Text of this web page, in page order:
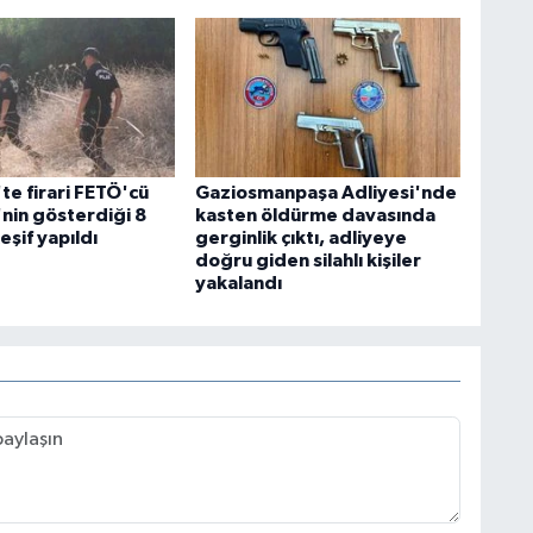
firari FETÖ'cü
gösterdiği 8
yapıldı
Gaziosmanpaşa Adliyesi'nde
kasten öldürme davasında
gerginlik çıktı, adliyeye
doğru giden silahlı kişiler
yakalandı